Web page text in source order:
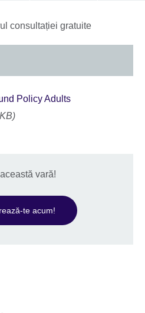
consultației gratuite
Policy Adults
vară!
te acum!